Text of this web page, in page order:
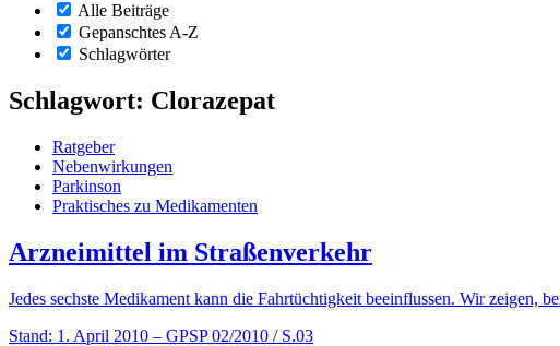
Alle Beiträge
Gepanschtes A-Z
Schlagwörter
Schlagwort: Clorazepat
Ratgeber
Nebenwirkungen
Parkinson
Praktisches zu Medikamenten
Arzneimittel im Straßenverkehr
Jedes sechste Medikament kann die Fahrtüchtigkeit beeinflussen. Wir zeigen,
Stand: 1. April 2010 – GPSP 02/2010 / S.03